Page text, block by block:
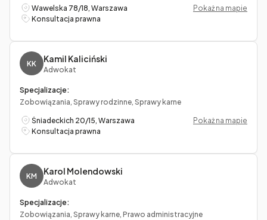
Wawelska 78/18, Warszawa
Pokaż na mapie
Konsultacja prawna
KK Kamil Kaliciński
Adwokat
Specjalizacje:
Zobowiązania, Sprawy rodzinne, Sprawy karne
Śniadeckich 20/15, Warszawa
Pokaż na mapie
Konsultacja prawna
KM Karol Molendowski
Adwokat
Specjalizacje:
Zobowiązania, Sprawy karne, Prawo administracyjne